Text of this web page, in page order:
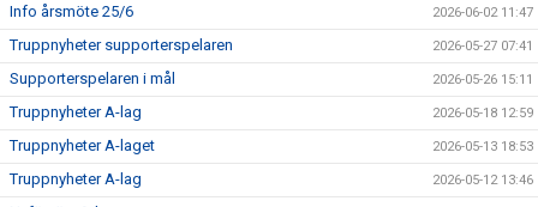
Info årsmöte 25/6 2026-06-02 11:47
Truppnyheter supporterspelaren 2026-05-27 07:41
Supporterspelaren i mål 2026-05-26 15:11
Truppnyheter A-lag 2026-05-18 12:59
Truppnyheter A-laget 2026-05-13 18:53
Truppnyheter A-lag 2026-05-12 13:46